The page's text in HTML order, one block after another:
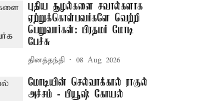
புதிய சூழல்களை சவால்களாக
ஏற்றுக்கொள்பவர்களே வெற்றி
பெறுவார்கள்: பிரதமர் மோடி
பேச்சு
தினத்தந்தி 08 Aug 2026
மோடியின் செல்வாக்கால் ராகுல்
அச்சம் - பியூஷ் கோயல்